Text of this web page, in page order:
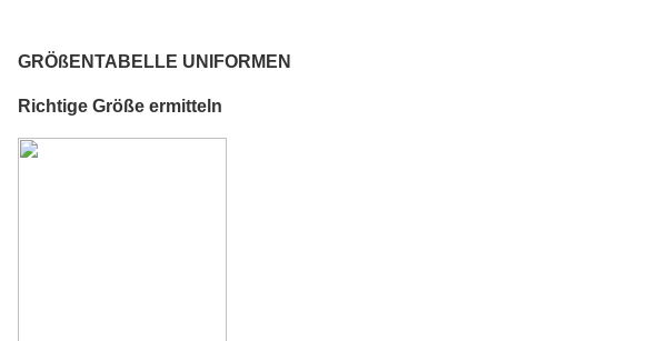
GRÖßENTABELLE UNIFORMEN
Richtige Größe ermitteln